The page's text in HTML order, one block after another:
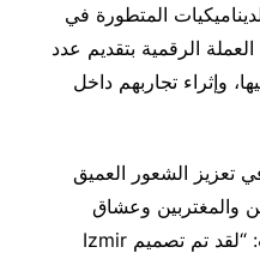
المتطورة في
الرقمية بتقديم عدد
وإثراء تجاربهم داخل
تعزيز الشعور العميق
والمغتربين وعشاق
المدينة، فقد أفاد باريش تورغوت: “لقد تم تصميم Izmir